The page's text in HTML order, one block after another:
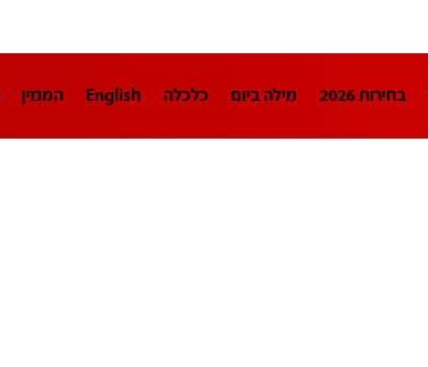
בחירות 2026 מילה ביום כלכלה English המגזין